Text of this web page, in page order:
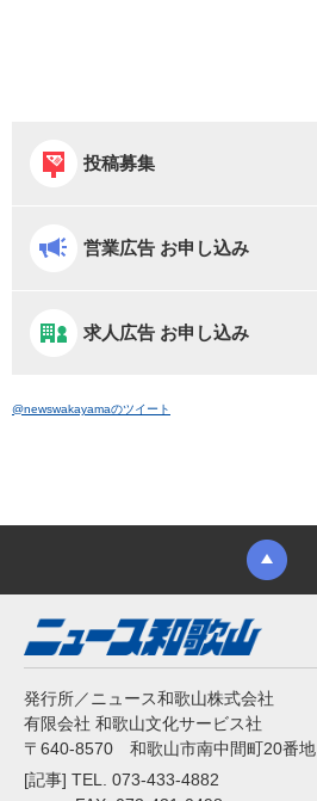
投稿募集
営業広告 お申し込み
求人広告 お申し込み
@newswakayamaのツイート
発行所／ニュース和歌山株式会社
有限会社 和歌山文化サービス社
〒640-8570 和歌山市南中間町20番地
[記事] TEL. 073-433-4882